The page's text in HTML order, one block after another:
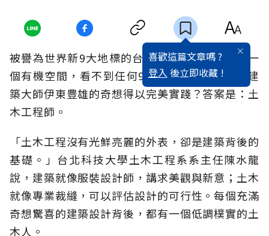
喜歡這篇文章嗎 ?
登入 後立即收藏 !
被譽為世界新9大地標的台中大都會歌劇院就像一
個有機空間，看不到任何90 度的直角。是誰讓建
築大師伊東豊雄的奇想得以完美實踐？答案是：土
木工程師。
「土木工程沒有光鮮亮麗的外表，卻是建築背後的
基礎。」台北科技大學土木工程系系主任陳水龍
說，建築就像服裝設計師，講求美觀與新意；土木
就像專業裁縫，可以評估設計的可行性。每個充滿
奇想驚喜的建築設計背後，都有一個低調樸實的土
木人。